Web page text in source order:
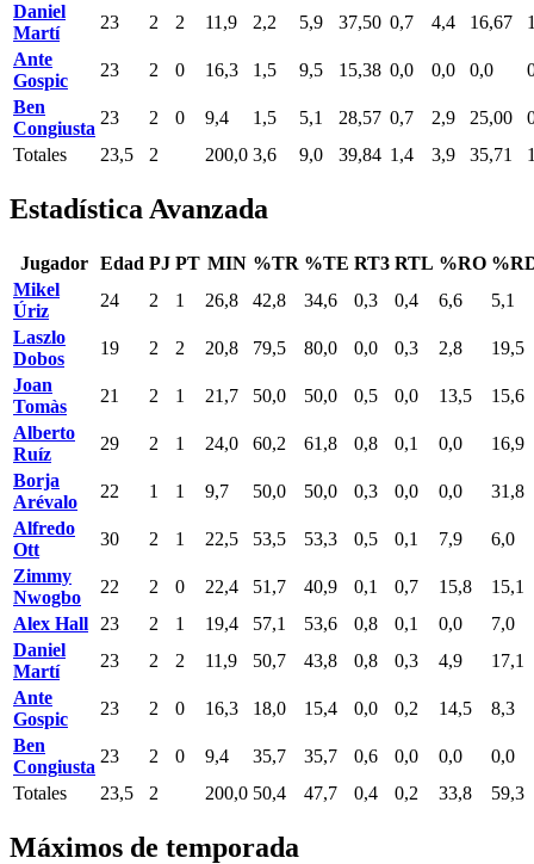
Daniel
Martí
23 2 2 11,9 2,2 5,9 37,50 0,7 4,4 16,67
Ante
Gospic
23 2 0 16,3 1,5 9,5 15,38 0,0 0,0 0,0
Ben
Congiusta
23 2 0 9,4 1,5 5,1 28,57 0,7 2,9 25,00
Totales
23,5 2 200,0 3,6 9,0 39,84 1,4 3,9 35,71
Estadística Avanzada
Jugador Edad PJ PT MIN %TR %TE RT3 RTL %RO
Mikel
Úriz
24 2 1 26,8 42,8 34,6 0,3 0,4 6,6
5,1
Laszlo
Dobos
19 2 2 20,8 79,5 80,0 0,0 0,3 2,8
19,5
Joan
Tomàs
21 2 1 21,7 50,0 50,0 0,5 0,0 13,5
15,6
Alberto
Ruíz
29 2 1 24,0 60,2 61,8 0,8 0,1 0,0
16,9
Borja
Arévalo
22 1 1 9,7 50,0 50,0 0,3 0,0 0,0
31,8
Alfredo
Ott
30 2 1 22,5 53,5 53,3 0,5 0,1 7,9
6,0
Zimmy
Nwogbo
22 2 0 22,4 51,7 40,9 0,1 0,7 15,8
15,1
Alex Hall
23 2 1 19,4 57,1 53,6 0,8 0,1 0,0
7,0
Daniel
Martí
23 2 2 11,9 50,7 43,8 0,8 0,3 4,9
17,1
Ante
Gospic
23 2 0 16,3 18,0 15,4 0,0 0,2 14,5
8,3
Ben
Congiusta
23 2 0 9,4 35,7 35,7 0,6 0,0 0,0
0,0
Totales
23,5 2 200,0 50,4 47,7 0,4 0,2 33,8 59,3
Máximos de temporada